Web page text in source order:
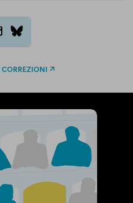
bluesky
CORREZIONI